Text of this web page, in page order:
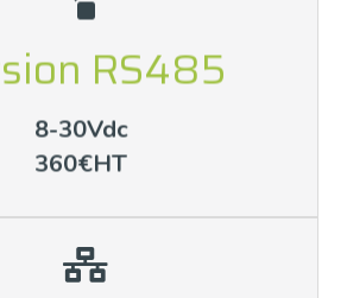
RS485
8-30Vdc
360€HT
nous
Contact - SOCOREL